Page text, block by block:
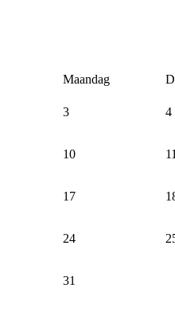
Maandag
3 4
10
17
24
31